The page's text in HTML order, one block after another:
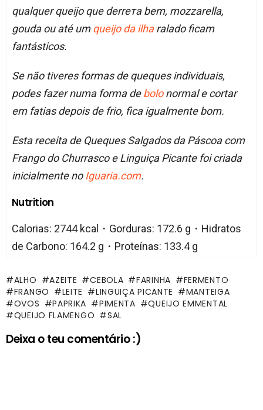
qualquer queijo que derrета bem, mozzarella,
gouda ou até umqueijo da ilharalado ficam
fantásticos.
Se não tiveres formas de queques individuais,
podes fazer numa forma debolonormal e cortar
em fatias depois de frio, fica igualmente bom.
Esta receita de Queques Salgados da Páscoa com
Frango do Churrasco e Linguiça Picante foi criada
inicialmente no Iguaria.com.
Nutrition
Calorias: 2744 kcal・Gorduras: 172.6 g・Hidratos
de Carbono: 164.2 g・Proteínas: 133.4 g
ALHO AZEITE CEBOLA FARINHA
FERMENTO
FRANGO
LEITE LINGUIÇA PICANTE
MANTEIGA
OVOS
PAPRIKA PIMENTA
QUEIJO EMMENTAL
QUEIJO FLAMENGO
SAL
Deixa o teu comentário :)